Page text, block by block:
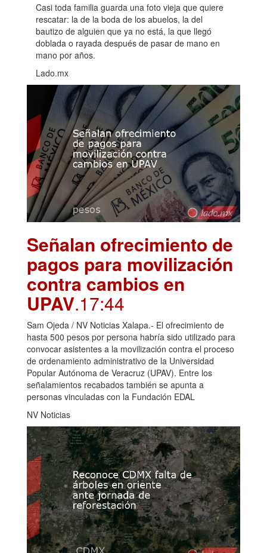
Casi toda familia guarda una foto vieja que quiere
rescatar: la de la boda de los abuelos, la del
bautizo de alguien que ya no está, la que llegó
doblada o rayada después de pasar de mano en
mano por años.
Lado.mx
Señalan ofrecimiento de
pagos para movilización
contra cambios en
UPAV.17:44
Sam Ojeda / NV Noticias Xalapa.- El ofrecimiento de
hasta 500 pesos por persona habría sido utilizado para
convocar asistentes a la movilización contra el proceso
de ordenamiento administrativo de la Universidad
Popular Autónoma de Veracruz (UPAV). Entre los
señalamientos recabados también se apunta a
personas vinculadas con la Fundación EDAL
NV Noticias